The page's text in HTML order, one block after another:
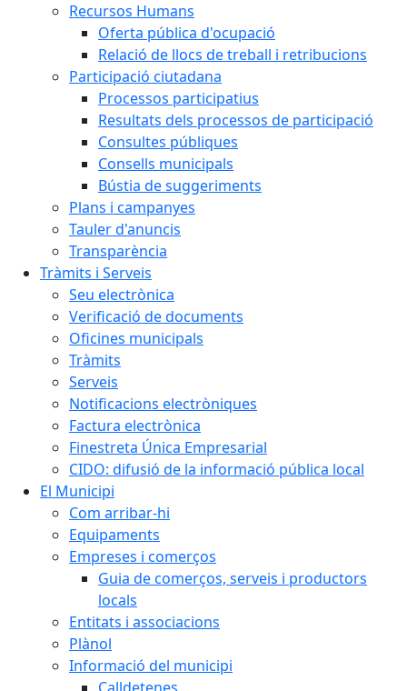
Recursos Humans
Oferta pública d'ocupació
Relació de llocs de treball i retribucions
Participació ciutadana
Processos participatius
Resultats dels processos de participació
Consultes públiques
Consells municipals
Bústia de suggeriments
Plans i campanyes
Tauler d'anuncis
Transparència
Tràmits i Serveis
Seu electrònica
Verificació de documents
Oficines municipals
Tràmits
Serveis
Notificacions electròniques
Factura electrònica
Finestreta Única Empresarial
CIDO: difusió de la informació pública local
El Municipi
Com arribar-hi
Equipaments
Empreses i comerços
Guia de comerços, serveis i productors
locals
Entitats i associacions
Plànol
Informació del municipi